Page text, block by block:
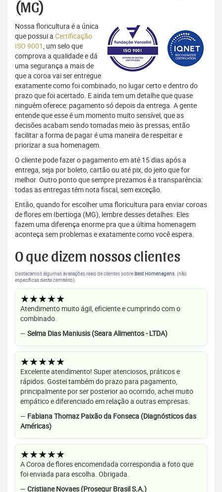
(MG)
Nossa floricultura é a única
que possui a Certificação
ISO 9001, um selo que
comprova a qualidade e dá
uma segurança a mais de
que a coroa vai ser entregue
exatamente como foi combinado, no lugar certo e dentro do
prazo que foi acertado. E ainda tem um detalhe que quase
ninguém oferece: pagamento só depois da entrega. A gente
entende que esse é um momento muito sensível, que as
decisões acabam sendo tomadas meio às pressas, então
facilitar a forma de pagar é uma maneira de respeitar e
priorizar a sua homenagem.
O cliente pode fazer o pagamento em até 15 dias após a
entrega, seja por boleto, cartão ou até pix, do jeito que for
melhor. Outro ponto que sempre prezamos é a transparência:
todas as entregas têm nota fiscal, sem exceção.
Então, quando for escolher uma floricultura para enviar coroas
de flores em Ibertioga (MG), lembre desses detalhes. Eles
fazem uma diferença enorme pra que a última homenagem
aconteça sem problemas e exatamente como você espera.
O que dizem nossos clientes
Destacamos algumas avaliações reais de clientes sobre Best Homenagens. (não
específicas deste cemitério).
★★★★★
Atendimento muito ágil, eficiente e cumprindo com o
combinado.
— Selma Dias Maniusis (Seara Alimentos - LTDA)
★★★★★
Excelente atendimento! Super atenciosos, práticos e
rápidos. Gostei também do prazo para pagamento,
principalmente por ser posterior ao ocorrido, achei muito
empático e diferenciado em relação a outras empresas.
— Fabiana Thomaz Paixão da Fonseca (Diagnósticos das
Américas)
★★★★★
A Coroa de flores encomendada correspondia a foto que
foi enviada para escolha. Obrigada.
— Cristiane Novaes (Prosegur Brasil S.A.)